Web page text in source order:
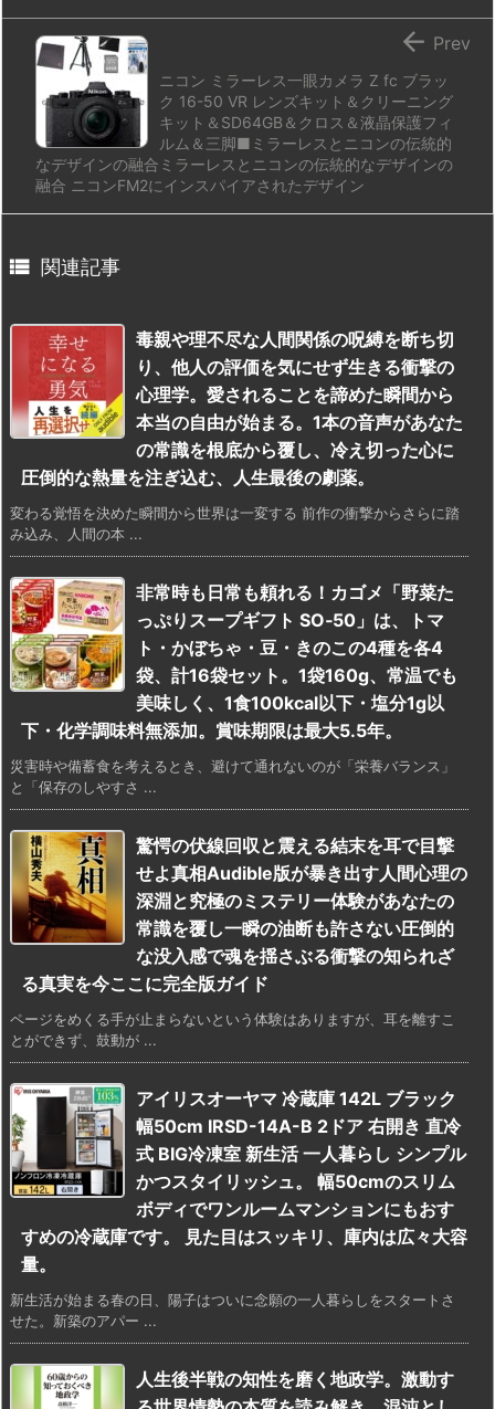
ニコン ミラーレス一眼カメラ Z fc ブラッ
ク 16-50 VR レンズキット＆クリーニング
キット＆SD64GB＆クロス＆液晶保護フィ
ルム＆三脚■ミラーレスとニコンの伝統的
なデザインの融合ミラーレスとニコンの伝統的なデザインの
融合 ニコンFM2にインスパイアされたデザイン
 Prev
 関連記事
毒親や理不尽な人間関係の呪縛を断ち切
り、他人の評価を気にせず生きる衝撃の
心理学。愛されることを諦めた瞬間から
本当の自由が始まる。1本の音声があなた
の常識を根底から覆し、冷え切った心に
圧倒的な熱量を注ぎ込む、人生最後の劇薬。
変わる覚悟を決めた瞬間から世界は一変する 前作の衝撃からさらに踏
み込み、人間の本 ...
非常時も日常も頼れる！カゴメ「野菜た
っぷりスープギフト SO‑50」は、トマ
ト・かぼちゃ・豆・きのこの4種を各4
袋、計16袋セット。1袋160g、常温でも
美味しく、1食100kcal以下・塩分1g以
下・化学調味料無添加。賞味期限は最大5.5年。
災害時や備蓄食を考えるとき、避けて通れないのが「栄養バランス」
と「保存のしやすさ ...
驚愕の伏線回収と震える結末を耳で目撃
せよ真相Audible版が暴き出す人間心理の
深淵と究極のミステリー体験があなたの
常識を覆し一瞬の油断も許さない圧倒的
な没入感で魂を揺さぶる衝撃の知られざ
る真実を今ここに完全版ガイド
ページをめくる手が止まらないという体験はありますが、耳を離すこ
とができず、鼓動が ...
アイリスオーヤマ 冷蔵庫 142L ブラック
幅50cm IRSD-14A-B 2ドア 右開き 直冷
式 BIG冷凍室 新生活 一人暮らし シンプル
かつスタイリッシュ。 幅50cmのスリム
ボディでワンルームマンションにもおす
すめの冷蔵庫です。 見た目はスッキリ、庫内は広々大容
量。
新生活が始まる春の日、陽子はついに念願の一人暮らしをスタートさ
せた。新築のアパー ...
人生後半戦の知性を磨く地政学。激動す